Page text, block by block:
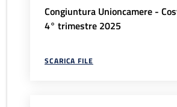
Congiuntura Unioncamere -
4° trimestre 2025
SCARICA FILE